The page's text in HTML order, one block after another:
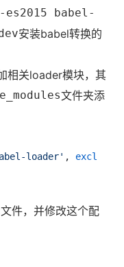
babel-
安装babel转换的
相关loader模块，其
文件夹添
loader' , exclude
文件，并修改这个配